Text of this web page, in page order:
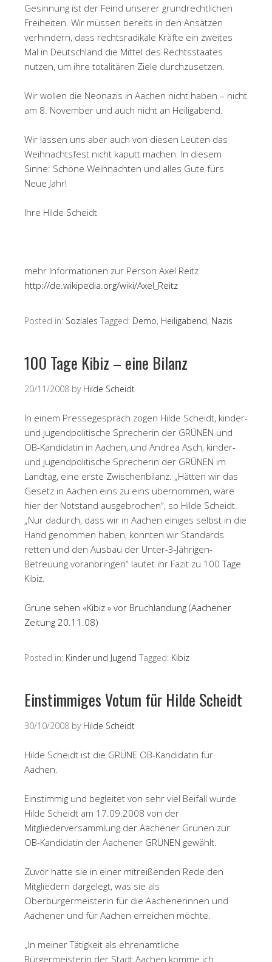
Gesinnung ist der Feind unserer grundrechtlichen
Freiheiten. Wir müssen bereits in den Ansätzen
verhindern, dass rechtsradikale Kräfte ein zweites
Mal in Deutschland die Mittel des Rechtsstaates
nutzen, um ihre totalitären Ziele durchzusetzen.
Wir wollen die Neonazis in Aachen nicht haben – nicht
am 8. November und auch nicht an Heiligabend.
Wir lassen uns aber auch von diesen Leuten das
Weihnachtsfest nicht kaputt machen. In diesem
Sinne: Schöne Weihnachten und alles Gute fürs
Neue Jahr!
Ihre Hilde Scheidt
mehr Informationen zur Person Axel Reitz
http://de.wikipedia.org/wiki/Axel_Reitz
Posted in: Soziales Tagged: Demo, Heiligabend, Nazis
100 Tage Kibiz – eine Bilanz
20/11/2008 by Hilde Scheidt
In einem Pressegespräch zogen Hilde Scheidt, kinder-
und jugendpolitische Sprecherin der GRÜNEN und
OB-Kandidatin in Aachen, und Andrea Asch, kinder-
und jugendpolitische Sprecherin der GRÜNEN im
Landtag, eine erste Zwischenbilanz. „Hätten wir das
Gesetz in Aachen eins zu eins übernommen, wäre
hier der Notstand ausgebrochen“, so Hilde Scheidt.
„Nur dadurch, dass wir in Aachen einiges selbst in die
Hand genommen haben, konnten wir Standards
retten und den Ausbau der Unter-3-Jährigen-
Betreuung voranbringen“ lautet ihr Fazit zu 100 Tage
Kibiz.
Grüne sehen «Kibiz » vor Bruchlandung (Aachener
Zeitung 20.11.08)
Posted in: Kinder und Jugend Tagged: Kibiz
Einstimmiges Votum für Hilde Scheidt
30/10/2008 by Hilde Scheidt
Hilde Scheidt ist die GRÜNE OB-Kandidatin für
Aachen.
Einstimmig und begleitet von sehr viel Beifall wurde
Hilde Scheidt am 17.09.2008 von der
Mitgliederversammlung der Aachener Grünen zur
OB-Kandidatin der Aachener GRÜNEN gewählt.
Zuvor hatte sie in einer mitreißenden Rede den
Mitgliedern dargelegt, was sie als
Oberbürgermeisterin für die Aachenerinnen und
Aachener und für Aachen erreichen möchte.
„In meiner Tätigkeit als ehrenamtliche
Bürgermeisterin der Stadt Aachen komme ich